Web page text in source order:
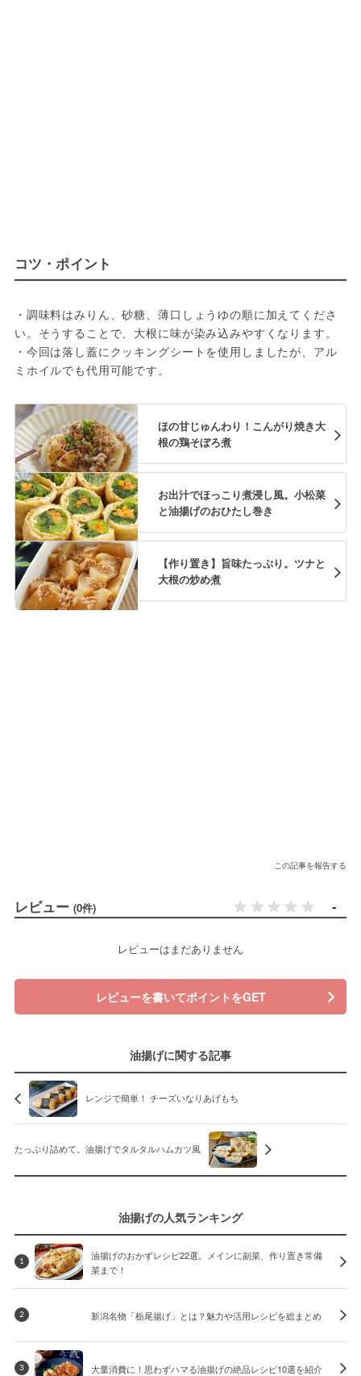
コツ・ポイント
・調味料はみりん、砂糖、薄口しょうゆの順に加えてくださ
い。そうすることで、大根に味が染み込みやすくなります。
・今回は落し蓋にクッキングシートを使用しましたが、アル
ミホイルでも代用可能です。
ほの甘じゅんわり！こんがり焼き大
根の鶏そぼろ煮
お出汁でほっこり煮浸し風。小松菜
と油揚げのおひたし巻き
【作り置き】旨味たっぷり。ツナと
大根の炒め煮
この記事を報告する
レビュー (0件) -
レビューはまだありません
レビューを書いてポイントをGET
油揚げに関する記事
レンジで簡単！ チーズいなりあげもち
たっぷり詰めて。油揚げでタルタルハムカツ風
油揚げの人気ランキング
1
油揚げのおかずレシピ22選。メインに副菜、作り置き常備
菜まで！
2 新潟名物「栃尾揚げ」とは？魅力や活用レシピを総まとめ
3 大量消費に！思わずハマる油揚げの絶品レシピ10選を紹介